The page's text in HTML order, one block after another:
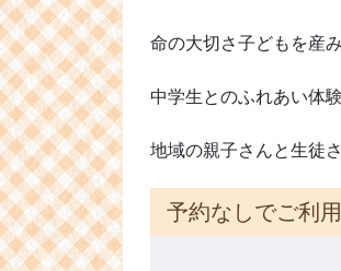
命の大切さ子どもを産
中学生とのふれあい体験
地域の親子さんと生徒
予約なしでご利